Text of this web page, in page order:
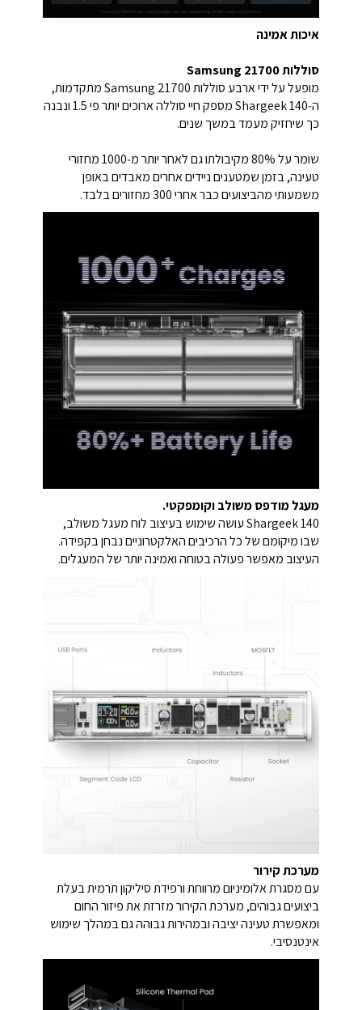
איכות אמינה
סוללות Samsung 21700
מופעל על ידי ארבע סוללות Samsung 21700 מתקדמות,
ה‑Shargeek 140 מספק חיי סוללה ארוכים יותר פי 1.5 ונבנה
כך שיחזיק מעמד במשך שנים.
שומר על 80% מקיבולתו גם לאחר יותר מ‑1000 מחזורי
טעינה, בזמן שמטענים ניידים אחרים מאבדים באופן
משמעותי מהביצועים כבר אחרי 300 מחזורים בלבד.
מעגל מודפס משולב וקומפקטי.
Shargeek 140 עושה שימוש בעיצוב לוח מעגל משולב,
שבו מיקומם של כל הרכיבים האלקטרוניים נבחן בקפידה.
העיצוב מאפשר פעולה בטוחה ואמינה יותר של המעגלים.
מערכת קירור
עם מסגרת אלומיניום מרווחת ורפידת סיליקון תרמית בעלת
ביצועים גבוהים, מערכת הקירור מזרזת את פיזור החום
ומאפשרת טעינה יציבה ובמהירות גבוהה גם במהלך שימוש
אינטנסיבי.